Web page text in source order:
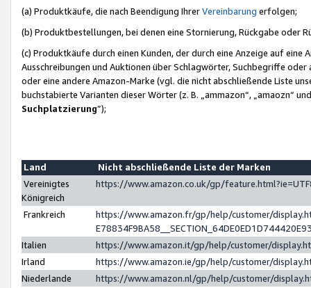
(a) Produktkäufe, die nach Beendigung IhrerVereinbarung erfolgen;
(b) Produktbestellungen, bei denen eine Stornierung, Rückgabe oder
(c) Produktkäufe durch einen Kunden, der durch eine Anzeige auf
Ausschreibungen und Auktionen über Schlagwörter, Suchbegriffe
oder eine andere Amazon-Marke (vgl. die nicht abschließende Liste
buchstabierte Varianten dieser Wörter (z. B. „ammazon“, „amaozn“
Suchplatzierung”);
Land
Nicht abschließende Liste der Marken
Vereinigtes
Königreich
https://www.amazon.co.uk/gp/
Frankreich
https://www.amazon.fr/gp/help/customer/
Italien
https://www.amazon.it/gp/help/customer/
Irland
https://www.amazon.ie/gp/help/customer/
Niederlande
https://www.amazon.nl/gp/help/customer/